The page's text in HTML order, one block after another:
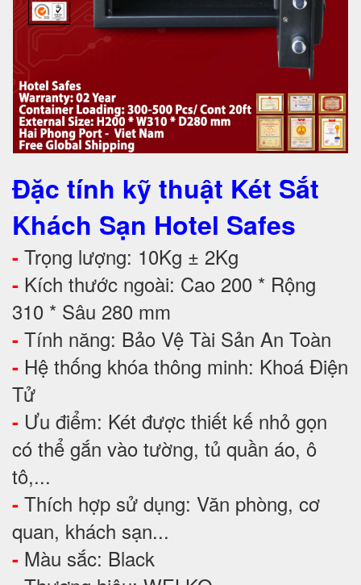
Đặc tính kỹ thuật Két Sắt
Khách Sạn Hotel Safes
- Trọng lượng: 10Kg ± 2Kg
- Kích thước ngoài: Cao 200 * Rộng
310 * Sâu 280 mm
- Tính năng: Bảo Vệ Tài Sản An Toàn
- Hệ thống khóa thông minh: Khoá Điện
Tử
- Ưu điểm: Két được thiết kế nhỏ gọn
có thể gắn vào tường, tủ quần áo, ô
tô,...
- Thích hợp sử dụng: Văn phòng, cơ
quan, khách sạn...
- Màu sắc: Black